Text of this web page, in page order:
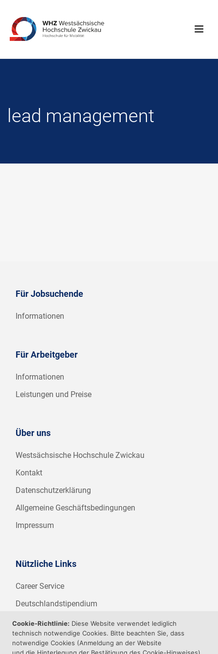
lead management
Für Jobsuchende
Informationen
Für Arbeitgeber
Informationen
Leistungen und Preise
Über uns
Westsächsische Hochschule Zwickau
Kontakt
Datenschutzerklärung
Allgemeine Geschäftsbedingungen
Impressum
Nützliche Links
Career Service
Deutschlandstipendium
WHZ Firmenstipendium
Weitere Angebote der WHZ
Cookie-Richtlinie: Diese Website verwendet lediglich
technisch notwendige Cookies. Bitte beachten Sie, dass
notwendige Cookies (Anmeldung an der Website